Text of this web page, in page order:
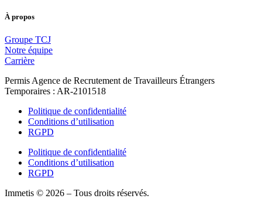
À propos
Groupe TCJ
Notre équipe
Carrière
Permis Agence de Recrutement de Travailleurs Étrangers
Temporaires : AR-2101518
Politique de confidentialité
Conditions d’utilisation
RGPD
Politique de confidentialité
Conditions d’utilisation
RGPD
Immetis © 2026 – Tous droits réservés.